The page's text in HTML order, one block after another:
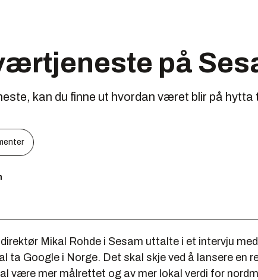
på
kan du finne ut hvordan været blir på hytta
Mikal Rohde i Sesam uttalte i et intervju
ta Google i Norge. Det skal skje ved å lansere en
være mer målrettet og av mer lokal verdi for